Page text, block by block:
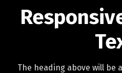
The heading above will be